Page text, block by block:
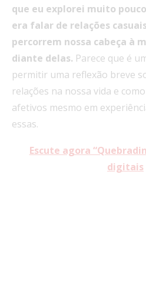
que eu explorei muito
era falar de relações
percorrem nossa cabeça à
diante delas. Parece que é
permitir uma reflexão breve
relações na nossa vida e
afetivos mesmo em
essas.
Escute agora
digitais